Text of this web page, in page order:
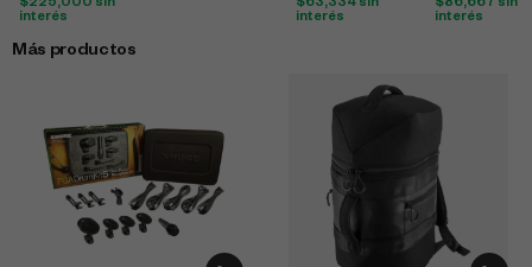
$225,000 sin
interés
$63,334 sin
interés
$86,667 sin
interés
Más productos